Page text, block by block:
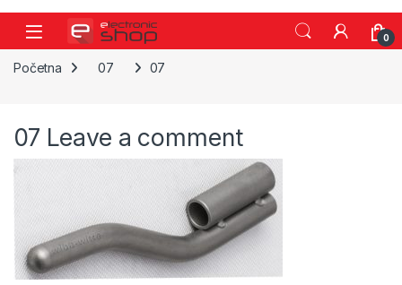
Skip to navigation
Skip to content
0
Početna 07 07
07 Leave a comment